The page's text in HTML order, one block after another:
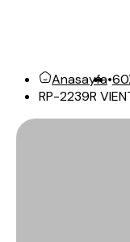
Anasayfa•
RP-2239R